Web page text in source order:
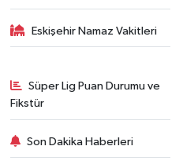
Eskişehir Namaz Vakitleri
Süper Lig Puan Durumu ve
Fikstür
Son Dakika Haberleri